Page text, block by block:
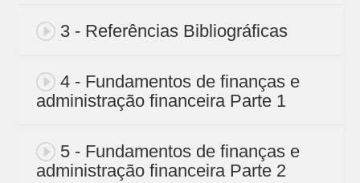
3 - Referências Bibliográficas
4 - Fundamentos de finanças e
administração financeira Parte 1
5 - Fundamentos de finanças e
administração financeira Parte 2